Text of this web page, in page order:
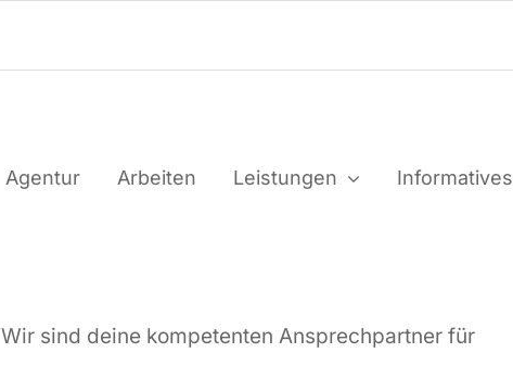
Agen­tur Arbei­ten Leis­tun­gen Infor­ma­ti­ves
Wir sind dei­ne kom­pe­ten­ten Ansprech­part­ner für